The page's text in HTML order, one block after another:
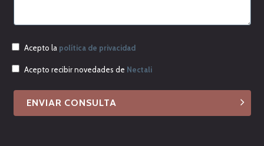
Acepto la política de privacidad
Acepto recibir novedades de Nectali